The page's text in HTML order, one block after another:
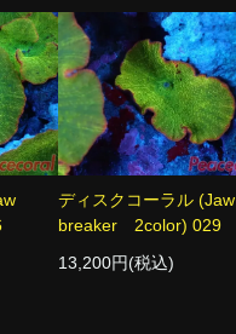
ディスクコーラル (Jaw
breaker 2color) 029
13,200円(税込)